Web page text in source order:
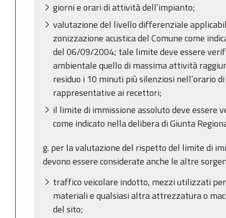
giorni e orari di attività dell’impianto;
valutazione del livello differenziale
zonizzazione acustica del Comune come
del 06/09/2004; tale limite deve essere
ambientale quello di massima attività
residuo i 10 minuti più silenziosi nell’orario
rappresentative ai recettori;
il limite di immissione assoluto deve essere
come indicato nella delibera di Giunta
g. per la valutazione del rispetto del limite di
devono essere considerate anche le altre
traffico veicolare indotto, mezzi utilizzati
materiali e qualsiasi altra attrezzatura o
del sito;